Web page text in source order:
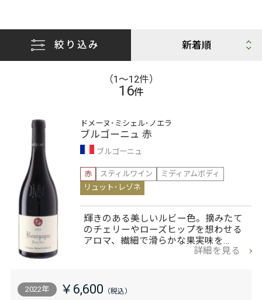
絞り込み
（1〜12件）
16件
ドメーヌ･ミシェル･ノエラ
ブルゴーニュ 赤
ブルゴーニュ
赤
スティルワイン
ミディアムボディ
リュット･レゾネ
輝きのある美しいルビー色。摘みたて
のチェリーやローズヒップを想わせる
アロマ、繊細で滑らかな果実味を…
詳細を見る
2022年 ￥6,600